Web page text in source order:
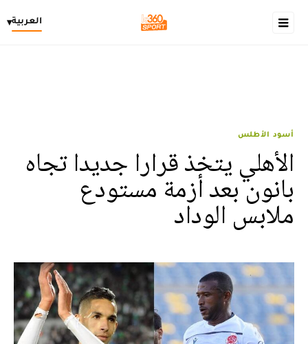
العربية▾
أسود الأطلس
الأهلي يتخذ قرارا جديدا تجاه
بانون بعد أزمة مستودع
ملابس الوداد